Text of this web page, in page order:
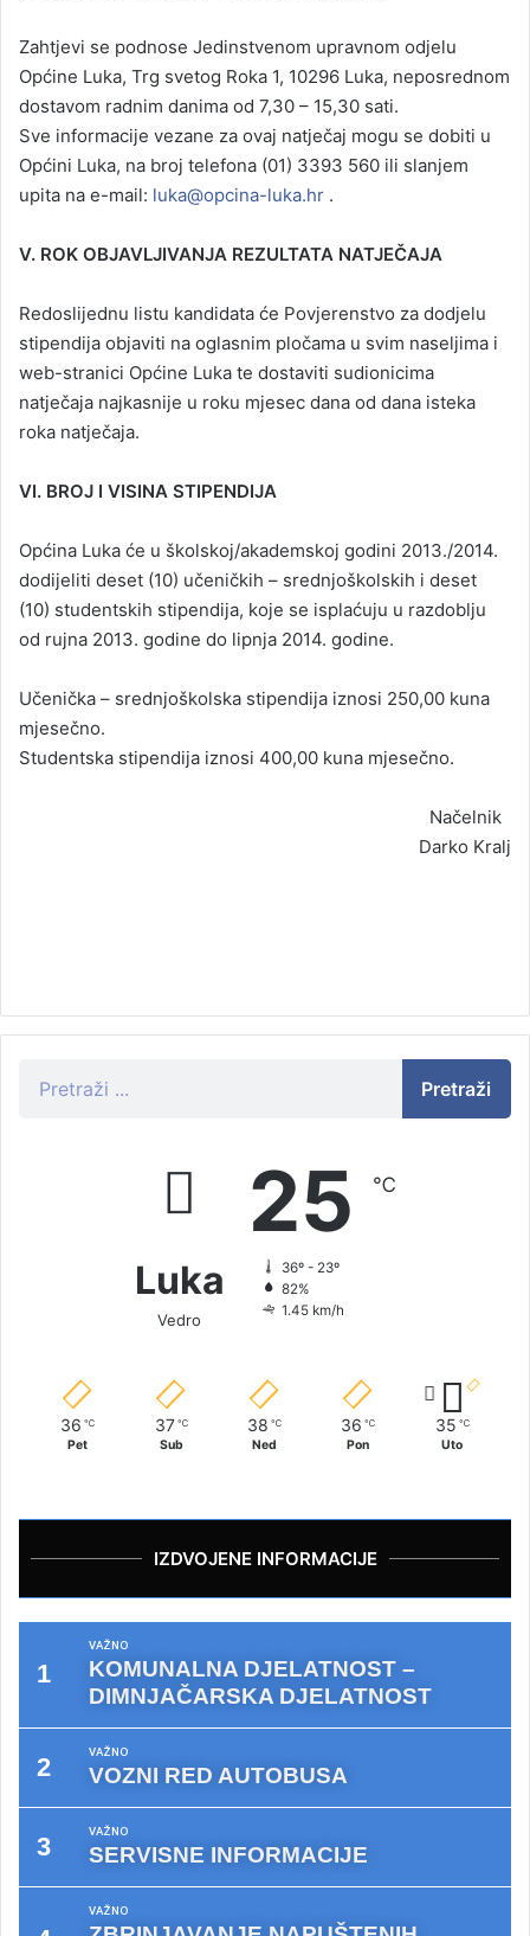
Zahtjevi se podnose Jedinstvenom upravnom odjelu
Općine Luka, Trg svetog Roka 1, 10296 Luka, neposrednom
dostavom radnim danima od 7,30 – 15,30 sati.
Sve informacije vezane za ovaj natječaj mogu se dobiti u
Općini Luka, na broj telefona (01) 3393 560 ili slanjem
upita na e-mail: luka@opcina-luka.hr .
V. ROK OBJAVLJIVANJA REZULTATA NATJEČAJA
Redoslijednu listu kandidata će Povjerenstvo za dodjelu
stipendija objaviti na oglasnim pločama u svim naseljima i
web-stranici Općine Luka te dostaviti sudionicima
natječaja najkasnije u roku mjesec dana od dana isteka
roka natječaja.
VI. BROJ I VISINA STIPENDIJA
Općina Luka će u školskoj/akademskoj godini 2013./2014.
dodijeliti deset (10) učeničkih – srednjoškolskih i deset
(10) studentskih stipendija, koje se isplaćuju u razdoblju
od rujna 2013. godine do lipnja 2014. godine.
Učenička – srednjoškolska stipendija iznosi 250,00 kuna
mjesečno.
Studentska stipendija iznosi 400,00 kuna mjesečno.
Načelnik
Darko Kralj
Pretraži
Luka
Vedro
25 ℃
36º - 23º
82%
1.45 km/h
36 ℃
Pet
37 ℃
Sub
38 ℃
Ned
36 ℃
Pon
35 ℃
Uto
IZDVOJENE INFORMACIJE
VAŽNO
KOMUNALNA DJELATNOST –
DIMNJAČARSKA DJELATNOST
VAŽNO
VOZNI RED AUTOBUSA
VAŽNO
SERVISNE INFORMACIJE
VAŽNO